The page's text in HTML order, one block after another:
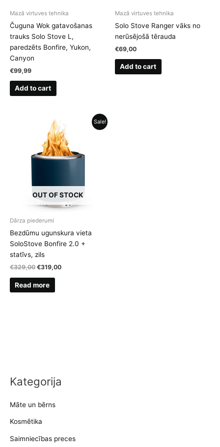
Kategorija
Māte un bērns
Kosmētika
Saimniecības preces
Mazā virtuves tehnika
Čuguna Wok gatavošanas
trauks Solo Stove L,
paredzēts Bonfire, Yukon,
Canyon
€99,99
Add to cart
Mazā virtuves tehnika
Solo Stove Ranger vāks no
nerūsējošā tērauda
€69,00
Add to cart
Sale!
OUT OF STOCK
Dārza piederumi
Bezdūmu ugunskura vieta
SoloStove Bonfire 2.0 +
statīvs, zils
€329,00 Original
was:
€329,00.
€319,00Current
Read more